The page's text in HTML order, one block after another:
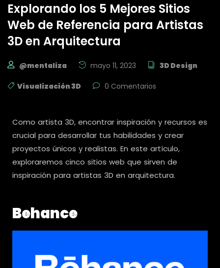
Explorando los 5 Mejores Sitios
Web de Referencia para Artistas
3D en Arquitectura
@mentaliza mayo 11, 2023 3D Design
Visualización 3D 0 Comentarios
Como artista 3D, encontrar inspiración y recursos es
crucial para desarrollar tus habilidades y crear
proyectos únicos y realistas. En este artículo,
exploraremos cinco sitios web que sirven de
inspiración para artistas 3D en arquitectura.
Behance